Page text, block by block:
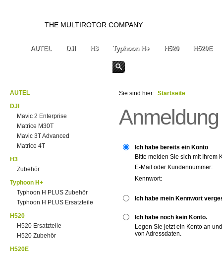
THE MULTIROTOR COMPANY
AUTEL DJI H3 Typhoon H+ H520 H520E
AUTEL
DJI
Mavic 2 Enterprise
Matrice M30T
Mavic 3T Advanced
Matrice 4T
H3
Zubehör
Typhoon H+
Typhoon H PLUS Zubehör
Typhoon H PLUS Ersatzteile
H520
H520 Ersatzteile
H520 Zubehör
H520E
Sie sind hier: Startseite
Anmeldung
Ich habe bereits ein Konto
Bitte melden Sie sich mit Ihrem
E-Mail oder Kundennummer:
Kennwort:
Ich habe mein Kennwort
Ich habe noch kein Konto.
Legen Sie jetzt ein Konto an
von Adressdaten.